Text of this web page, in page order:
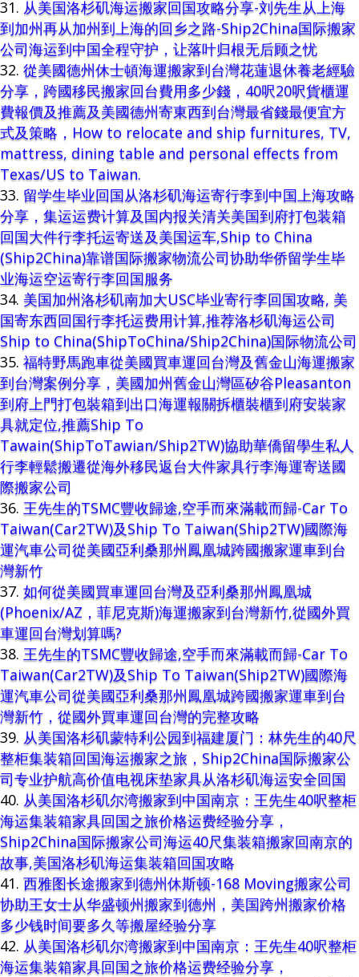
从美国洛杉矶海运搬家回国攻略分享-刘先生从上海
到加州再从加州到上海的回乡之路-Ship2China国际搬家
公司海运到中国全程守护，让落叶归根无后顾之忧
從美國德州休士頓海運搬家到台灣花蓮退休養老經驗
分享，跨國移民搬家回台費用多少錢，40呎20呎貨櫃運
費報價及推薦及美國德州寄東西到台灣最省錢最便宜方
式及策略，How to relocate and ship furnitures, TV,
mattress, dining table and personal effects from
Texas/US to Taiwan.
留学生毕业回国从洛杉矶海运寄行李到中国上海攻略
分享，集运运费计算及国内报关清关美国到府打包装箱
回国大件行李托运寄送及美国运车,Ship to China
(Ship2China)靠谱国际搬家物流公司协助华侨留学生毕
业海运空运寄行李回国服务
美国加州洛杉矶南加大USC毕业寄行李回国攻略, 美
国寄东西回国行李托运费用计算,推荐洛杉矶海运公司
Ship to China(ShipToChina/Ship2China)国际物流公司
福特野馬跑車從美國買車運回台灣及舊金山海運搬家
到台灣案例分享，美國加州舊金山灣區矽谷Pleasanton
到府上門打包裝箱到出口海運報關拆櫃裝櫃到府安裝家
具就定位,推薦Ship To
Tawain(ShipToTawian/Ship2TW)協助華僑留學生私人
行李輕鬆搬遷從海外移民返台大件家具行李海運寄送國
際搬家公司
王先生的TSMC豐收歸途,空手而來滿載而歸-Car To
Taiwan(Car2TW)及Ship To Taiwan(Ship2TW)國際海
運汽車公司從美國亞利桑那州鳳凰城跨國搬家運車到台
灣新竹
如何從美國買車運回台灣及亞利桑那州鳳凰城
(Phoenix/AZ，菲尼克斯)海運搬家到台灣新竹,從國外買
車運回台灣划算嗎?
王先生的TSMC豐收歸途,空手而來滿載而歸-Car To
Taiwan(Car2TW)及Ship To Taiwan(Ship2TW)國際海
運汽車公司從美國亞利桑那州鳳凰城跨國搬家運車到台
灣新竹，從國外買車運回台灣的完整攻略
从美国洛杉矶蒙特利公园到福建厦门：林先生的40尺
整柜集装箱回国海运搬家之旅，Ship2China国际搬家公
司专业护航高价值电视床垫家具从洛杉矶海运安全回国
从美国洛杉矶尔湾搬家到中国南京：王先生40呎整柜
海运集装箱家具回国之旅价格运费经验分享，
Ship2China国际搬家公司海运40尺集装箱搬家回南京的
故事,美国洛杉矶海运集装箱回国攻略
西雅图长途搬家到德州休斯顿-168 Moving搬家公司
协助王女士从华盛顿州搬家到德州，美国跨州搬家价格
多少钱时间要多久等搬屋经验分享
从美国洛杉矶尔湾搬家到中国南京：王先生40呎整柜
海运集装箱家具回国之旅价格运费经验分享，